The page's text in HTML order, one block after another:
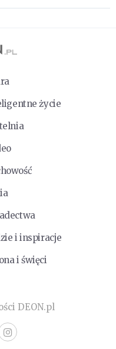
życie
i inspiracje
i święci
DEON.pl